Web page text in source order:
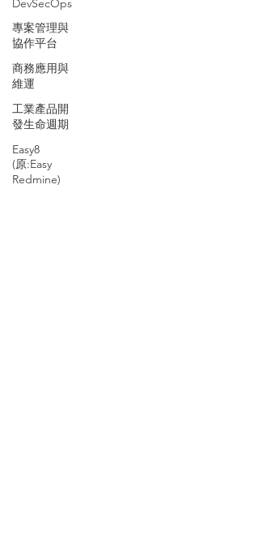
DevSecOps
專案管理與
協作平台
商務應用與
維運
工業產品開
發生命週期
Easy8
(原:Easy
Redmine)